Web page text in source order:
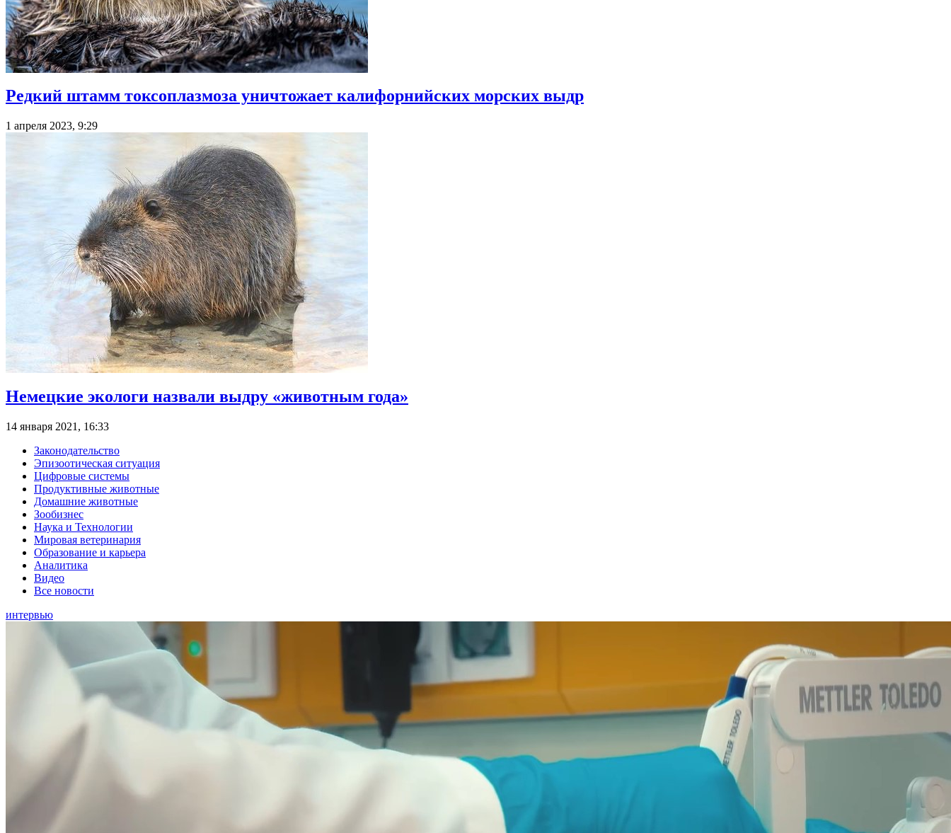
Редкий штамм токсоплазмоза уничтожает калифорнийских морских выдр
1 апреля 2023, 9:29
Немецкие экологи назвали выдру «животным года»
14 января 2021, 16:33
Законодательство
Эпизоотическая ситуация
Цифровые системы
Продуктивные животные
Домашние животные
Зообизнес
Наука и Технологии
Мировая ветеринария
Образование и карьера
Аналитика
Видео
Все новости
интервью